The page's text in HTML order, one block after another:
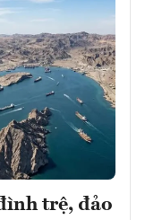
trệ, đảo